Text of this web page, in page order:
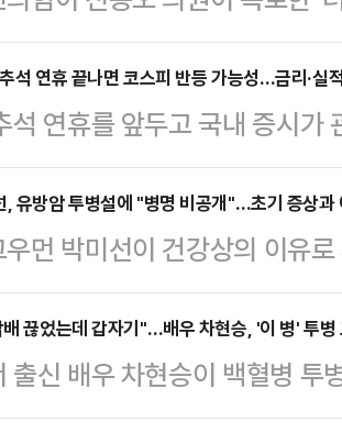
나선 것이다.한동훈 전 대표
납부해 줄테니 종교단체 수천
녹취록을 우리 당 진 의원이
부' 즉각 압수…
명을 경선에 동원했다'는 의
규명을 발판 삼아 특검을 앞세
략을 펼칠 것으로 전망된다
오는 10월 1일 오전 9시 30분
열고 해당 의혹을 중심으로 논
을 폭로한 진 의원도 배석한다.
내 지도부…
석 연휴 끝나면 코스피 반등 가능성…금리·실
석 연휴를 앞두고 국내 증시가
갈수록 깊어지고 있다. 전문
이 높다며 향후 금리 인하 방
했다.1일 금융투자업계에 따
9일까지 5거래일 동안 휴장
비롯한 글로벌 주식시장은 정
점이 경계를 키우고 있다.다만
승 가능성…
, 유방암 투병설에 "병명 비공개"…초기 증상
우먼 박미선이 건강상의 이유
가능성에 소속사 측이 조심스
엔터테인먼트는 유방암 투병
려우나 건강상의 이유로 휴식
송, 개인 채널 등 활동을 중단
배 끊었는데 갑자기"…배우 차현승, '이 병' 투
출신 배우 차현승이 백혈병 투
개인SNS에 "6월 초 응급실